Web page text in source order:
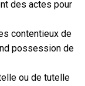
des actes pour
contentieux de
possession de
ou de tutelle